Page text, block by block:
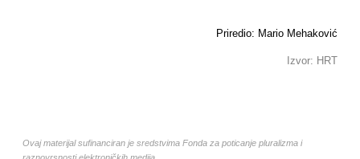
Priredio: Mario Mehaković
Izvor: HRT
Ovaj materijal sufinanciran je sredstvima Fonda za poticanje pluralizma i